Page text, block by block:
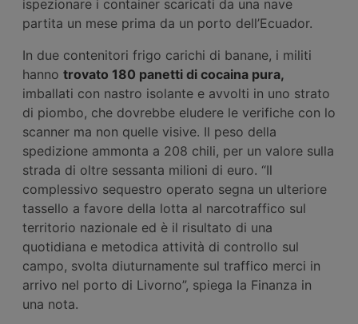
ispezionare i container scaricati da una nave
partita un mese prima da un porto dell’Ecuador.
In due contenitori frigo carichi di banane, i militi
hanno trovato 180 panetti di cocaina pura,
imballati con nastro isolante e avvolti in uno strato
di piombo, che dovrebbe eludere le verifiche con lo
scanner ma non quelle visive. Il peso della
spedizione ammonta a 208 chili, per un valore sulla
strada di oltre sessanta milioni di euro. “Il
complessivo sequestro operato segna un ulteriore
tassello a favore della lotta al narcotraffico sul
territorio nazionale ed è il risultato di una
quotidiana e metodica attività di controllo sul
campo, svolta diuturnamente sul traffico merci in
arrivo nel porto di Livorno”, spiega la Finanza in
una nota.